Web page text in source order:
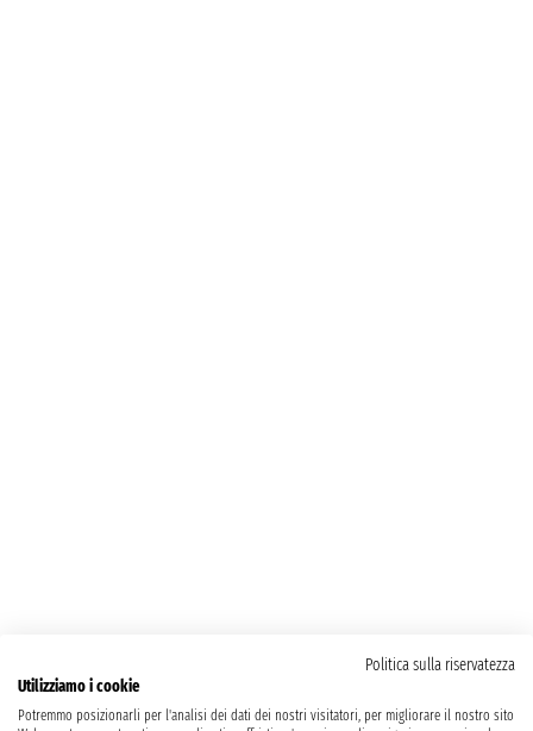
Politica sulla riservatezza
Utilizziamo i cookie
Potremmo posizionarli per l'analisi dei dati dei nostri visitatori, per migliorare il nostro sito